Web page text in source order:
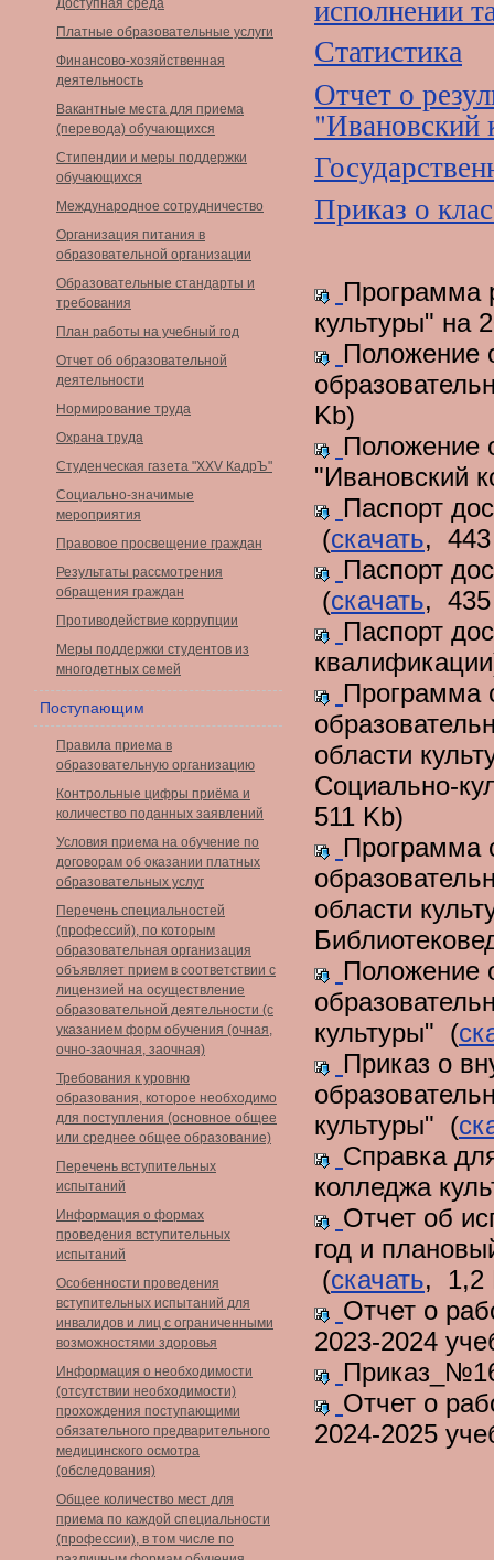
Доступная среда
Платные образовательные услуги
Финансово-хозяйственная
деятельность
Вакантные места для приема
(перевода) обучающихся
Стипендии и меры поддержки
обучающихся
Международное сотрудничество
Организация питания в
образовательной организации
Образовательные стандарты и
требования
План работы на учебный год
Отчет об образовательной
деятельности
Нормирование труда
Охрана труда
Студенческая газета "XXV КадрЪ"
Социально-значимые
мероприятия
Правовое просвещение граждан
Результаты рассмотрения
обращения граждан
Противодействие коррупции
Меры поддержки студентов из
многодетных семей
Поступающим
Правила приема в
образовательную организацию
Контрольные цифры приёма и
количество поданных заявлений
Условия приема на обучение по
договорам об оказании платных
образовательных услуг
Перечень специальностей
(профессий), по которым
образовательная организация
объявляет прием в соответствии с
лицензией на осуществление
образовательной деятельности (с
указанием форм обучения (очная,
очно-заочная, заочная)
Требования к уровню
образования, которое необходимо
для поступления (основное общее
или среднее общее образование)
Перечень вступительных
испытаний
Информация о формах
проведения вступительных
испытаний
Особенности проведения
вступительных испытаний для
инвалидов и лиц с ограниченными
возможностями здоровья
Информация о необходимости
(отсутствии необходимости)
прохождения поступающими
обязательного предварительного
медицинского осмотра
(обследования)
Общее количество мест для
приема по каждой специальности
(профессии), в том числе по
исполнении
Статистика
Отчет о
"Ивановский
Приказ о
Программа
культуры" на
Положение
Kb)
Положение
"Ивановский
Паспорт
(скачать,
Паспорт
(скачать,
Паспорт
Программа
области
Социально-
511 Kb)
Программа
области
Положение
культуры" (
Приказ о
культуры" (
Справка
колледжа
Отчет об
год и
(скачать, 1,2
Отчет о
2023-2024
Отчет о
2024-2025